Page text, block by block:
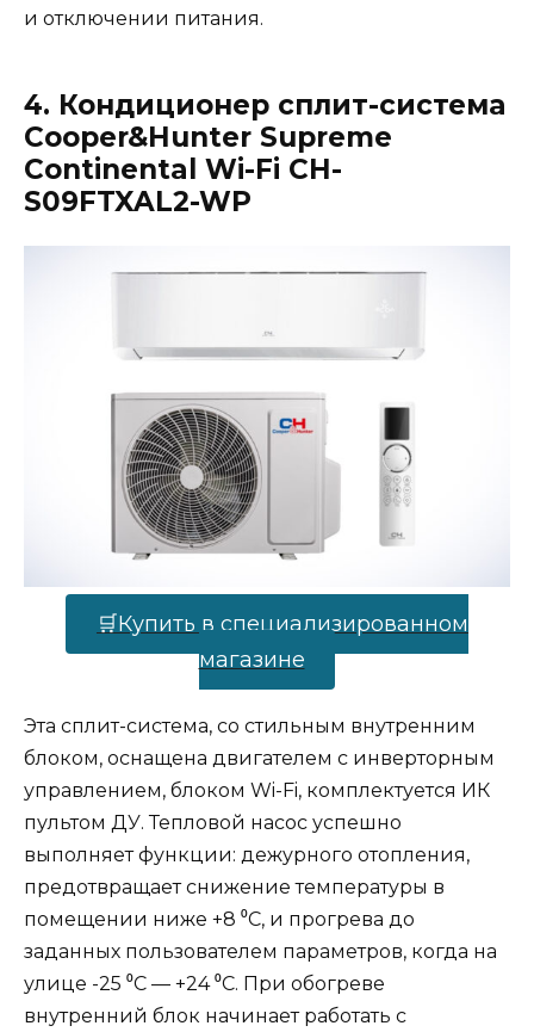
и отключении питания.
4. Кондиционер сплит-система
Cooper&Hunter Supreme
Continental Wi-Fi CH-
S09FTXAL2-WP
🛒Купить в специализированном
магазине
Эта сплит-система, со стильным внутренним
блоком, оснащена двигателем с инверторным
управлением, блоком Wi-Fi, комплектуется ИК
пультом ДУ. Тепловой насос успешно
выполняет функции: дежурного отопления,
предотвращает снижение температуры в
помещении ниже +8 ⁰С, и прогрева до
заданных пользователем параметров, когда на
улице -25 ⁰С — +24 ⁰С. При обогреве
внутренний блок начинает работать с